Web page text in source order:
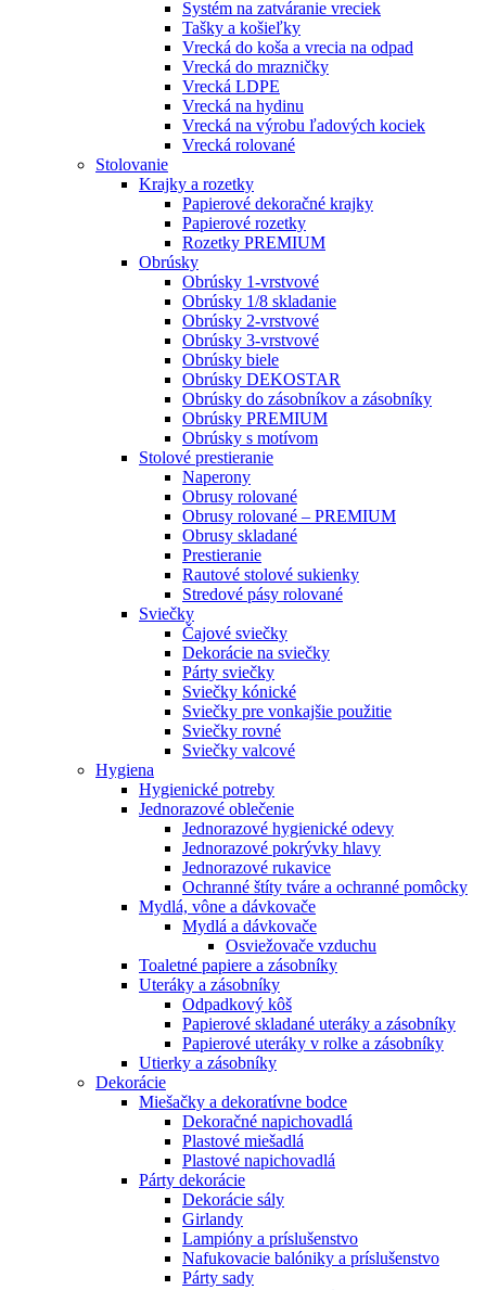
Systém na zatváranie vreciek
Tašky a košieľky
Vrecká do koša a vrecia na odpad
Vrecká do mrazničky
Vrecká LDPE
Vrecká na hydinu
Vrecká na výrobu ľadových kociek
Vrecká rolované
Stolovanie
Krajky a rozetky
Papierové dekoračné krajky
Papierové rozetky
Rozetky PREMIUM
Obrúsky
Obrúsky 1-vrstvové
Obrúsky 1/8 skladanie
Obrúsky 2-vrstvové
Obrúsky 3-vrstvové
Obrúsky biele
Obrúsky DEKOSTAR
Obrúsky do zásobníkov a zásobníky
Obrúsky PREMIUM
Obrúsky s motívom
Stolové prestieranie
Naperony
Obrusy rolované
Obrusy rolované – PREMIUM
Obrusy skladané
Prestieranie
Rautové stolové sukienky
Stredové pásy rolované
Sviečky
Čajové sviečky
Dekorácie na sviečky
Párty sviečky
Sviečky kónické
Sviečky pre vonkajšie použitie
Sviečky rovné
Sviečky valcové
Hygiena
Hygienické potreby
Jednorazové oblečenie
Jednorazové hygienické odevy
Jednorazové pokrývky hlavy
Jednorazové rukavice
Ochranné štíty tváre a ochranné pomôcky
Mydlá, vône a dávkovače
Mydlá a dávkovače
Osviežovače vzduchu
Toaletné papiere a zásobníky
Uteráky a zásobníky
Odpadkový kôš
Papierové skladané uteráky a zásobníky
Papierové uteráky v rolke a zásobníky
Utierky a zásobníky
Dekorácie
Miešačky a dekoratívne bodce
Dekoračné napichovadlá
Plastové miešadlá
Plastové napichovadlá
Párty dekorácie
Dekorácie sály
Girlandy
Lampióny a príslušenstvo
Nafukovacie balóniky a príslušenstvo
Párty sady